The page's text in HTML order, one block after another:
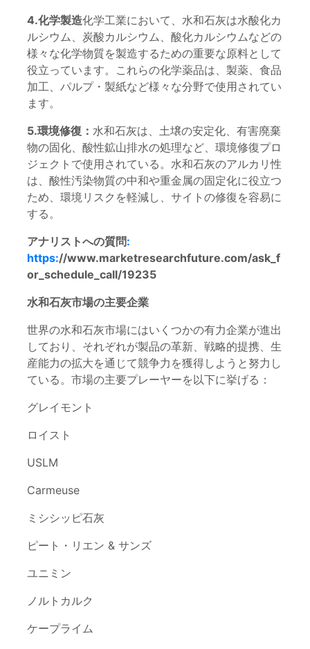
4.化学製造化学工業において、水和石灰は水酸化カ
ルシウム、炭酸カルシウム、酸化カルシウムなどの
様々な化学物質を製造するための重要な原料として
役立っています。これらの化学薬品は、製薬、食品
加工、パルプ・製紙など様々な分野で使用されてい
ます。
5.環境修復： 水和石灰は、土壌の安定化、有害廃棄
物の固化、酸性鉱山排水の処理など、環境修復プロ
ジェクトで使用されている。水和石灰のアルカリ性
は、酸性汚染物質の中和や重金属の固定化に役立つ
ため、環境リスクを軽減し、サイトの修復を容易に
する。
アナリストへの質問:
https://www.marketresearchfuture.com/ask_f
or_schedule_call/19235
水和石灰市場の主要企業
世界の水和石灰市場にはいくつかの有力企業が進出
しており、それぞれが製品の革新、戦略的提携、生
産能力の拡大を通じて競争力を獲得しようと努力し
ている。市場の主要プレーヤーを以下に挙げる：
グレイモント
ロイスト
USLM
Carmeuse
ミシシッピ石灰
ピート・リエン & サンズ
ユニミン
ノルトカルク
ケープライム